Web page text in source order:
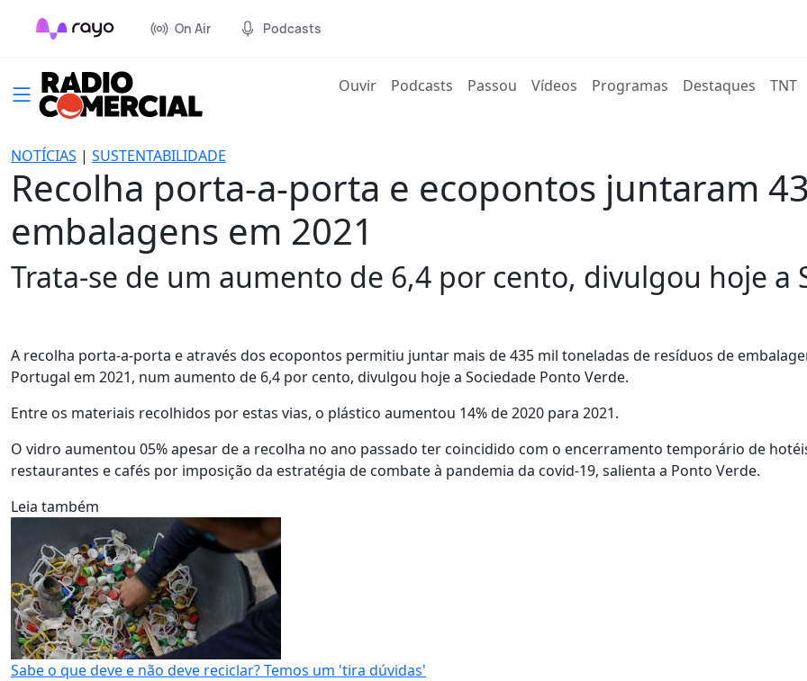
On Air Podcasts
Ouvir(current)
Podcasts Passou Vídeos Programas Destaques TNT
NOTÍCIAS | SUSTENTABILIDADE
Recolha porta-a-porta e ecopontos juntaram
embalagens em 2021
Trata-se de um aumento de 6,4 por cento, divulgou hoje a
A recolha porta-a-porta e através dos ecopontos permitiu juntar mais de 435 mil toneladas de resíduos de
Portugal em 2021, num aumento de 6,4 por cento, divulgou hoje a Sociedade Ponto Verde.
Entre os materiais recolhidos por estas vias, o plástico aumentou 14% de 2020 para 2021.
O vidro aumentou 05% apesar de a recolha no ano passado ter coincidido com o encerramento temporário de
restaurantes e cafés por imposição da estratégia de combate à pandemia da covid-19, salienta a Ponto Verde.
Leia também
Sabe o que deve e não deve reciclar? Temos um 'tira dúvidas'